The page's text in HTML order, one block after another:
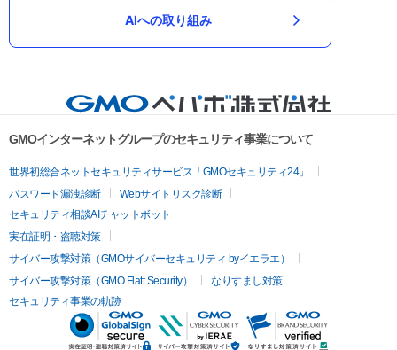
AIへの取り組み
GMOインターネットグループのセキュリティ事業について
世界初総合ネットセキュリティサービス「GMOセキュリティ24」
パスワード漏洩診断
Webサイトリスク診断
セキュリティ相談AIチャットボット
実在証明・盗聴対策
サイバー攻撃対策（GMOサイバーセキュリティ byイエラエ）
サイバー攻撃対策（GMO Flatt Security）
なりすまし対策
セキュリティ事業の軌跡